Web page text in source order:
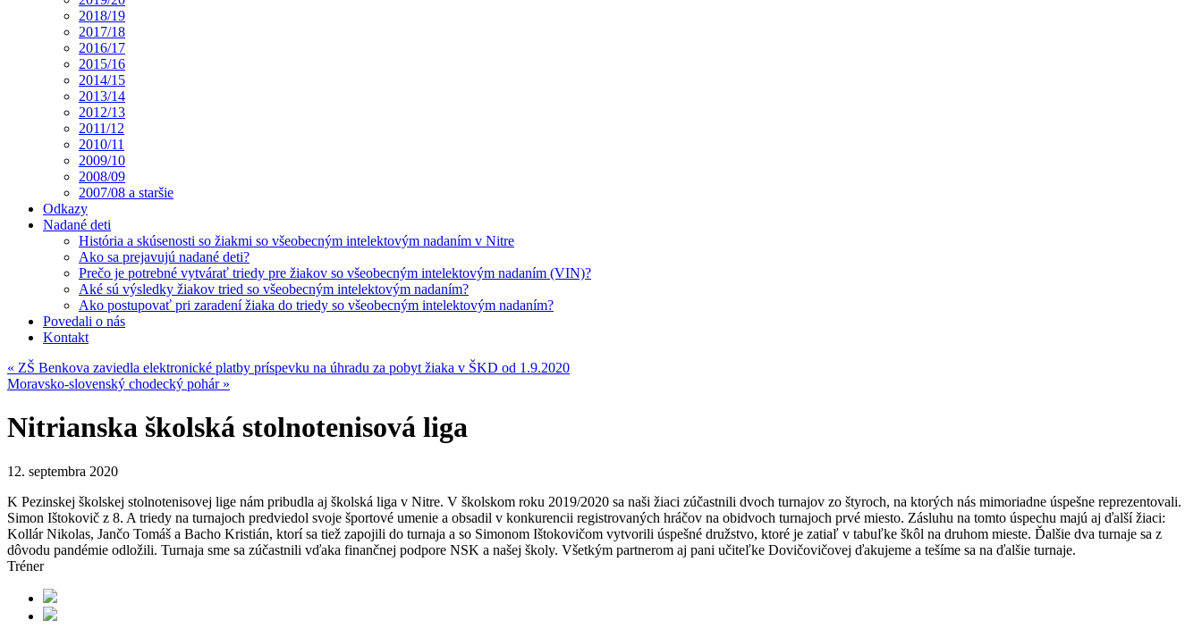
2018/19
2017/18
2016/17
2015/16
2014/15
2013/14
2012/13
2011/12
2010/11
2009/10
2008/09
2007/08 a staršie
Odkazy
Nadané deti
História a skúsenosti so žiakmi so všeobecným intelektovým nadaním v Nitre
Ako sa prejavujú nadané deti?
Prečo je potrebné vytvárať triedy pre žiakov so všeobecným intelektovým nadaním (VIN)?
Aké sú výsledky žiakov tried so všeobecným intelektovým nadaním?
Ako postupovať pri zaradení žiaka do triedy so všeobecným intelektovým nadaním?
Povedali o nás
Kontakt
« ZŠ Benkova zaviedla elektronické platby príspevku na úhradu za pobyt žiaka v ŠKD od 1.9.2020
Moravsko-slovenský chodecký pohár »
Nitrianska školská stolnotenisová liga
12. septembra 2020
K Pezinskej školskej stolnotenisovej lige nám pribudla aj školská liga v Nitre. V školskom roku 2019/2020 sa naši žiaci zúčastnili dvoch turnajov zo štyroch, na ktorých nás mimoriadne úspešne reprezentovali.
Simon Ištokovič z 8. A triedy na turnajoch predviedol svoje športové umenie a obsadil v konkurencii registrovaných hráčov na obidvoch turnajoch prvé miesto. Zásluhu na tomto úspechu majú aj ďalší žiaci:
Kollár Nikolas, Jančo Tomáš a Bacho Kristián, ktorí sa tiež zapojili do turnaja a so Simonom Ištokovičom vytvorili úspešné družstvo, ktoré je zatiaľ v tabuľke škôl na druhom mieste. Ďalšie dva turnaje sa z
dôvodu pandémie odložili. Turnaja sme sa zúčastnili vďaka finančnej podpore NSK a našej školy. Všetkým partnerom aj pani učiteľke Dovičovičovej ďakujeme a tešíme sa na ďalšie turnaje.
Tréner